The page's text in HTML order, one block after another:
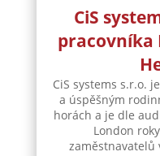
CiS
pracovníka
CiS systems s.r.o.
a úspěšným
horách a je dle
London
zaměstnavatelů